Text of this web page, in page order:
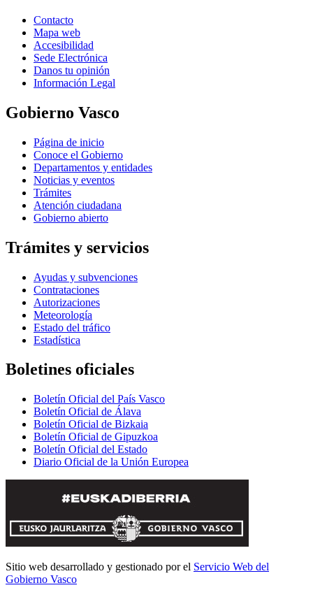
Contacto
Mapa web
Accesibilidad
Sede Electrónica
Danos tu opinión
Información Legal
Gobierno Vasco
Página de inicio
Conoce el Gobierno
Departamentos y entidades
Noticias y eventos
Trámites
Atención ciudadana
Gobierno abierto
Trámites y servicios
Ayudas y subvenciones
Contrataciones
Autorizaciones
Meteorología
Estado del tráfico
Estadística
Boletines oficiales
Boletín Oficial del País Vasco
Boletín Oficial de Álava
Boletín Oficial de Bizkaia
Boletín Oficial de Gipuzkoa
Boletín Oficial del Estado
Diario Oficial de la Unión Europea
Sitio web desarrollado y gestionado por el Servicio Web del
Gobierno Vasco